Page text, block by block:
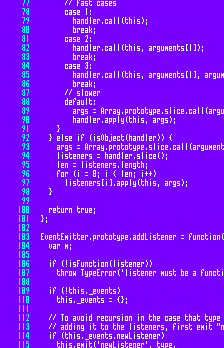
77
78
79
80
81
82
83
84
85
86
87
88
89
90
91
92
93
94
95
96
97
98
99
100
101
102
103
104
105
106
107
108
109
110
111
112
113
114
115